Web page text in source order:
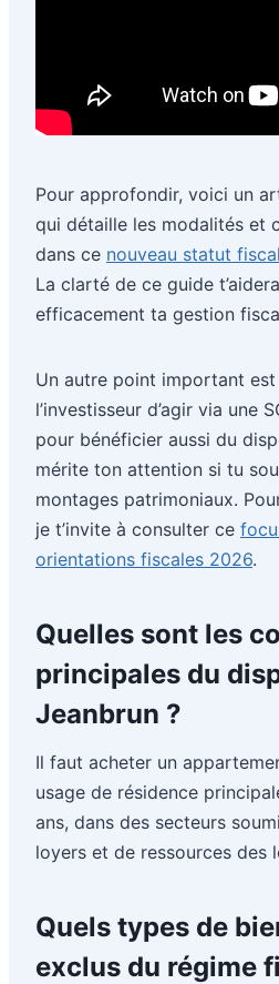
Pour approfondir, voici un
qui détaille les modalités et
dans ce nouveau statut
La clarté de ce guide
efficacement ta gestion
Un autre point important
l’investisseur d’agir via une
pour bénéficier aussi du
mérite ton attention si tu
montages patrimoniaux.
je t’invite à consulter ce
orientations fiscales 2026.
Quelles sont les
principales du
Jeanbrun ?
Il faut acheter un
usage de résidence
ans, dans des secteurs
loyers et de ressources des
Quels types de
exclus du régime